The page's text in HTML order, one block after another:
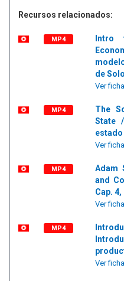
Recursos relacionados:
MP4
Intro
de
Ver
MP4
The
State
Ver
MP4
Adam
and
Cap.
Ver
MP4
Ver